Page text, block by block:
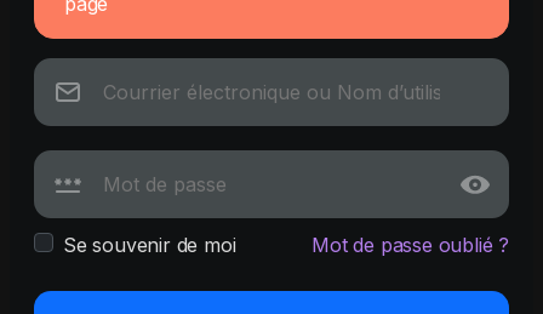
Se souvenir de moi Mot de passe oublié ?